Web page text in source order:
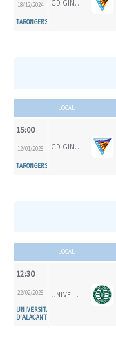
18/12/2024
TARONGERS
CD GINER DE LOS RÍOS
LOCAL
15:00
12/01/2025
TARONGERS
CD GINER DE LOS RÍOS
LOCAL
12:30
22/02/2025
UNIVERSITAT
D'ALACANT
UNIVERSITAT D'ALACANT - SAN VICENTE B